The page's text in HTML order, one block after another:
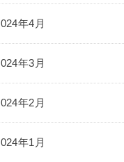
年4月
年3月
年2月
年1月